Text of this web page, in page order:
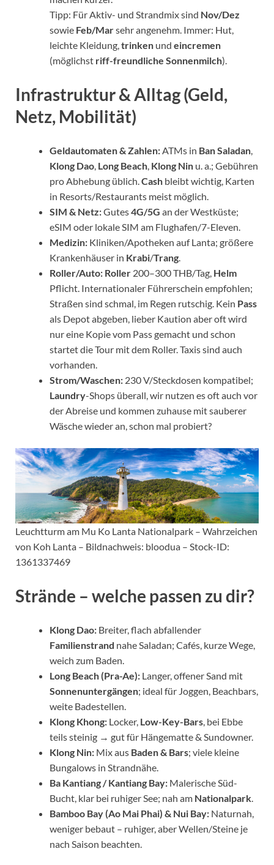
Tipp: Für Aktiv- und Strandmix sind Nov/Dez
sowie Feb/Marsehr angenehm. Immer: Hut,
leichte Kleidung, trinken und eincremen
(möglichst riff-freundliche Sonnenmilch).
Infrastruktur & Alltag (Geld,
Netz, Mobilität)
Geldautomaten & Zahlen:ATMs in Ban Saladan,
Klong Dao, Long Beach, Klong Nin u. a.; Gebühren
pro Abhebung üblich.Cash bleibt wichtig, Karten
in Resorts/Restaurants meist möglich.
SIM & Netz:Gutes4G/5G an der Westküste;
eSIM oder lokale SIM am Flughafen/7-Eleven.
Medizin: Kliniken/Apotheken auf Lanta; größere
Krankenhäuser in Krabi/Trang.
Roller/Auto: Roller 200–300 THB/Tag, Helm
Pflicht. Internationaler Führerschein empfohlen;
Straßen sind schmal, im Regen rutschig. Kein Pass
als Depot abgeben, lieber Kaution aber oft wird
nur eine Kopie vom Pass gemacht und schon
startet die Tour mit dem Roller. Taxis sind auch
vorhanden.
Strom/Waschen: 230 V/Steckdosen kompatibel;
Laundry-Shops überall, wir nutzen es oft auch vor
der Abreise und kommen zuhause mit sauberer
Wäsche wieder an, schon mal probiert?
Leuchtturm am Mu Ko Lanta Nationalpark – Wahrzeichen
von Koh Lanta – Bildnachweis: bloodua – Stock-ID:
1361337469
Strände – welche passen zu dir?
Klong Dao: Breiter, flach abfallender
Familienstrand nahe Saladan; Cafés, kurze Wege,
weich zum Baden.
Long Beach (Pra-Ae): Langer, offener Sand mit
Sonnenuntergängen; ideal für Joggen, Beachbars,
weite Badestellen.
Klong Khong: Locker, Low-Key-Bars, bei Ebbe
teils steinig → gut für Hängematte & Sundowner.
Klong Nin: Mix aus Baden & Bars; viele kleine
Bungalows in Strandnähe.
Ba Kantiang / Kantiang Bay: Malerische Süd-
Bucht, klar bei ruhiger See; nah am Nationalpark.
Bamboo Bay (Ao Mai Phai) & Nui Bay: Naturnah,
weniger bebaut – ruhiger, aber Wellen/Steine je
nach Saison beachten.